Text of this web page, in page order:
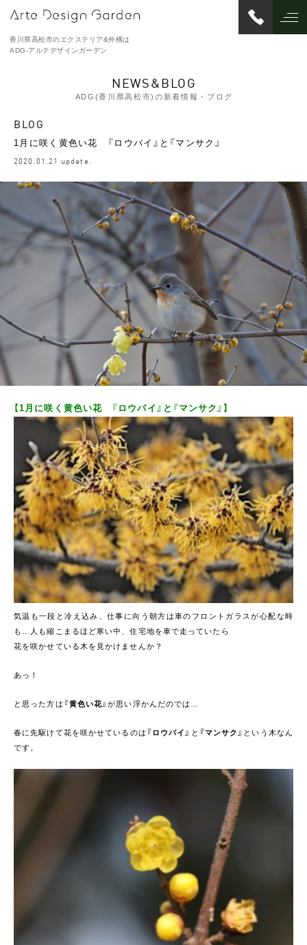
NEWS&BLOG
ADG(香川県高松市)の新着情報・ブログ
香川県高松市のエクステリア&外構は
ADG-アルテデザインガーデン
BLOG
1月に咲く黄色い花 『ロウバイ』と『マンサク』
2020.01.21 update.
【1月に咲く黄色い花 『ロウバイ』と『マンサク』】
気温も一段と冷え込み、仕事に向う朝方は車のフロントガラスが心配な時
も…人も縮こまるほど寒い中、住宅地を車で走っていたら
花を咲かせている木を見かけませんか？
あっ！
と思った方は 『黄色い花』が思い浮かんだのでは…
春に先駆けて花を咲かせているのは 『ロウバイ』 と 『マンサク』 という木なん
です。